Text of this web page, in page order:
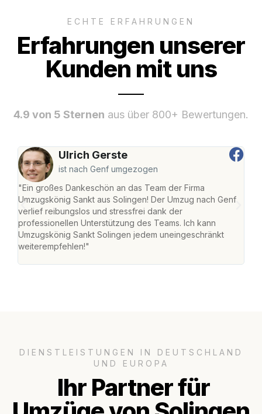
ECHTE ERFAHRUNGEN
Erfahrungen unserer
Kunden mit uns
4.9 von 5 Sternen aus über 800+ Bewertungen.
Ulrich Gerste
ist nach Genf umgezogen
"Ein großes Dankeschön an das Team der Firma
Umzugskönig Sankt aus Solingen! Der Umzug nach Genf
verlief reibungslos und stressfrei dank der
professionellen Unterstützung des Teams. Ich kann
Umzugskönig Sankt Solingen jedem uneingeschränkt
weiterempfehlen!"
DIENSTLEISTUNGEN IN DEUTSCHLAND
UND EUROPA
Ihr Partner für